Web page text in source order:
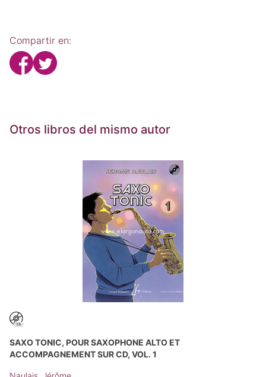
Compartir en:
Otros libros del mismo autor
SAXO TONIC, POUR SAXOPHONE ALTO ET
ACCOMPAGNEMENT SUR CD, VOL. 1